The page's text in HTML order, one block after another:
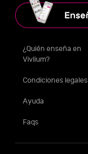
¿Quién enseña en
Vivlium?
Condiciones legales
Ayuda
Faqs